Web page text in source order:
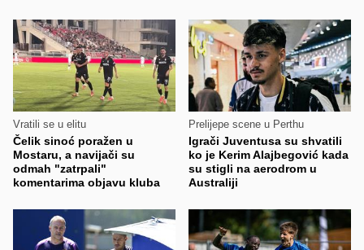
Vratili se u elitu
Čelik sinoć poražen u
Mostaru, a navijači su
odmah "zatrpali"
komentarima objavu kluba
Prelijepe scene u Perthu
Igrači Juventusa su shvatili
ko je Kerim Alajbegović kada
su stigli na aerodrom u
Australiji